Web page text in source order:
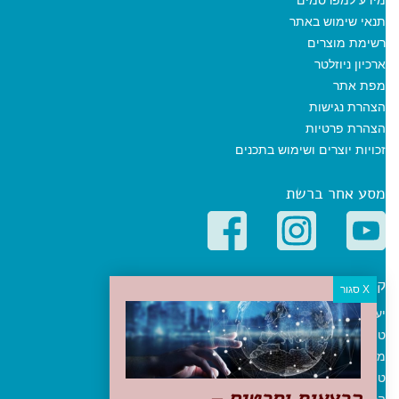
תנאי שימוש באתר
רשימת מוצרים
ארכיון ניוזלטר
מפת אתר
הצהרת נגישות
הצהרת פרטיות
זכויות יוצרים ושימוש בתכנים
מסע אחר ברשת
קטגוריות פופולריות
יעדים
טיולים בישראל
מלונות בוטיק בישראל
טיפים והמלצות